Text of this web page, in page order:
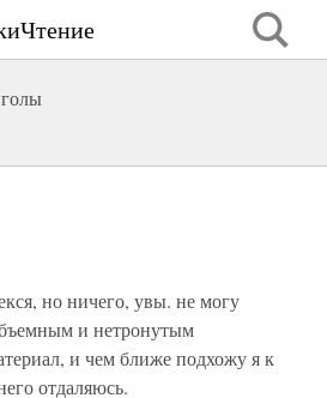
но ничего, увы. не могу
и нетронутым
и чем ближе подхожу я к
отдаляюсь.